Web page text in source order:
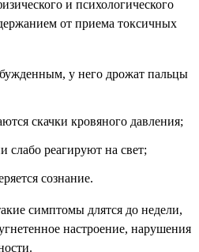
и психологического
от приема токсичных
у него дрожат пальцы
скачки кровяного давления;
слабо реагируют на свет;
сознание.
симптомы длятся до недели,
настроение, нарушения